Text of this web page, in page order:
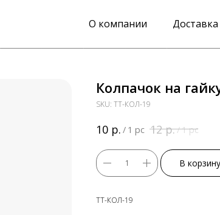
О компании
Колпачок на
SKU: ТТ-КОЛ-19
10 р. / 1 pc 12 р./1 pc
В корзину
ТТ-КОЛ-19